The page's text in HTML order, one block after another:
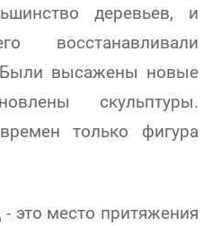
деревьев, и
Были высажены новые
скульптуры.
только фигура
- это место притяжения